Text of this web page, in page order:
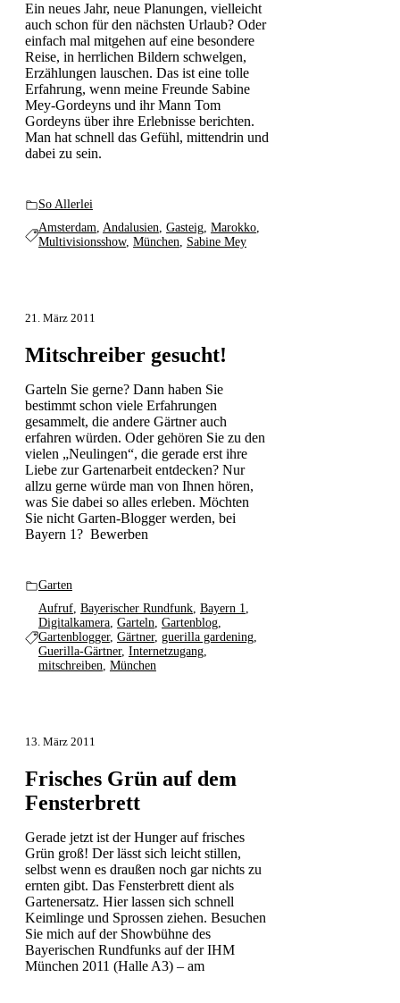
Ein neues Jahr, neue Planungen, vielleicht
auch schon für den nächsten Urlaub? Oder
einfach mal mitgehen auf eine besondere
Reise, in herrlichen Bildern schwelgen,
Erzählungen lauschen. Das ist eine tolle
Erfahrung, wenn meine Freunde Sabine
Mey-Gordeyns und ihr Mann Tom
Gordeyns über ihre Erlebnisse berichten.
Man hat schnell das Gefühl, mittendrin und
dabei zu sein.
So Allerlei
Amsterdam, Andalusien, Gasteig, Marokko,
Multivisionsshow, München, Sabine Mey
21. März 2011
Mitschreiber gesucht!
Garteln Sie gerne? Dann haben Sie
bestimmt schon viele Erfahrungen
gesammelt, die andere Gärtner auch
erfahren würden. Oder gehören Sie zu den
vielen „Neulingen“, die gerade erst ihre
Liebe zur Gartenarbeit entdecken? Nur
allzu gerne würde man von Ihnen hören,
was Sie dabei so alles erleben. Möchten
Sie nicht Garten-Blogger werden, bei
Bayern 1? Bewerben
Garten
Aufruf, Bayerischer Rundfunk, Bayern 1,
Digitalkamera, Garteln, Gartenblog,
Gartenblogger, Gärtner, guerilla gardening,
Guerilla-Gärtner, Internetzugang,
mitschreiben, München
13. März 2011
Frisches Grün auf dem
Fensterbrett
Gerade jetzt ist der Hunger auf frisches
Grün groß! Der lässt sich leicht stillen,
selbst wenn es draußen noch gar nichts zu
ernten gibt. Das Fensterbrett dient als
Gartenersatz. Hier lassen sich schnell
Keimlinge und Sprossen ziehen. Besuchen
Sie mich auf der Showbühne des
Bayerischen Rundfunks auf der IHM
München 2011 (Halle A3) – am